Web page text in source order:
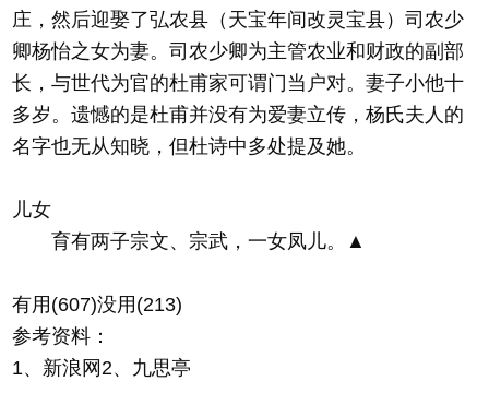
庄，然后迎娶了弘农县（天宝年间改灵宝县）司农少
卿杨怡之女为妻。司农少卿为主管农业和财政的副部
长，与世代为官的杜甫家可谓门当户对。妻子小他十
多岁。遗憾的是杜甫并没有为爱妻立传，杨氏夫人的
名字也无从知晓，但杜诗中多处提及她。
儿女
育有两子宗文、宗武，一女凤儿。▲
有用(607)没用(213)
参考资料：
1、新浪网2、九思亭